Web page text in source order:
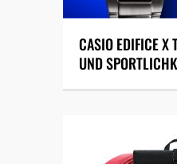
CASIO EDIFICE X
UND